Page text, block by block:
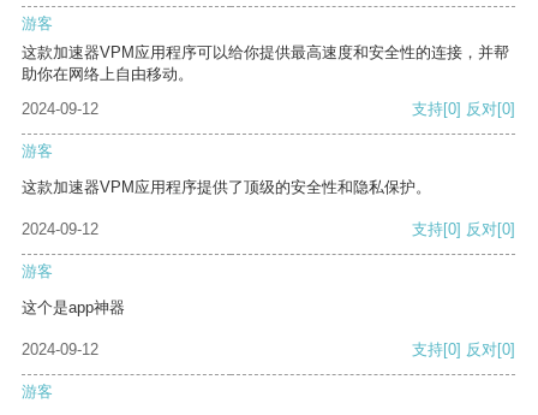
游客
这款加速器VPM应用程序可以给你提供最高速度和安全性的连接，并帮
助你在网络上自由移动。
2024-09-12
支持[0] 反对[0]
游客
这款加速器VPM应用程序提供了顶级的安全性和隐私保护。
2024-09-12 支持[0] 反对[0]
游客
这个是app神器
2024-09-12 支持[0] 反对[0]
游客